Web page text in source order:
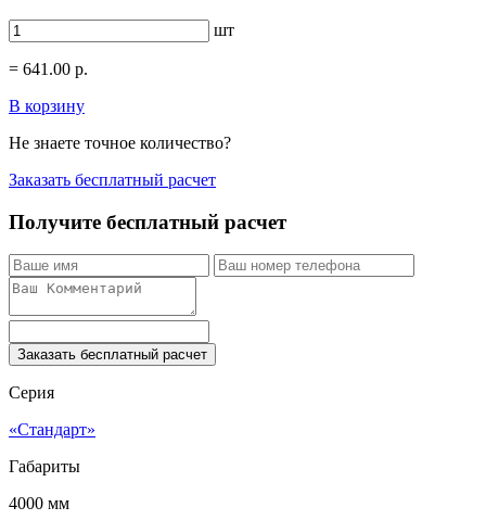
шт
= 641.00 р.
В корзину
Не знаете точное количество?
Заказать бесплатный расчет
Получите бесплатный расчет
Заказать бесплатный расчет
Серия
«Стандарт»
Габариты
4000 мм